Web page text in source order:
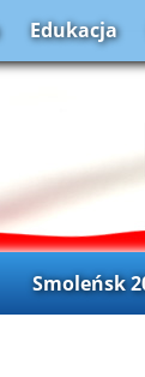
Edukacja
Smoleńsk